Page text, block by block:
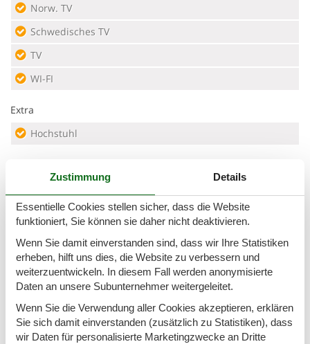
Norw. TV
Schwedisches TV
TV
WI-FI
Extra
Hochstuhl
Grill
Parken auf dem Grundstück
Sonnenschirm
Teilw. überdachte Terrasse
Regeln
Zustimmung Details
Essentielle Cookies stellen sicher, dass die Website
funktioniert, Sie können sie daher nicht deaktivieren.
Wenn Sie damit einverstanden sind, dass wir Ihre Statistiken
erheben, hilft uns dies, die Website zu verbessern und
weiterzuentwickeln. In diesem Fall werden anonymisierte
Daten an unsere Subunternehmer weitergeleitet.
Wenn Sie die Verwendung aller Cookies akzeptieren, erklären
Sie sich damit einverstanden (zusätzlich zu Statistiken), dass
wir Daten für personalisierte Marketingzwecke an Dritte